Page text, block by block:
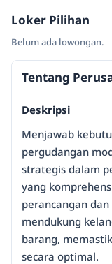
Loker Pilihan
Belum ada lowongan.
Tentang
Deskripsi
Menjawab
pergudangan
strategis dalam
yang
perancangan
mendukung
barang,
secara optimal.